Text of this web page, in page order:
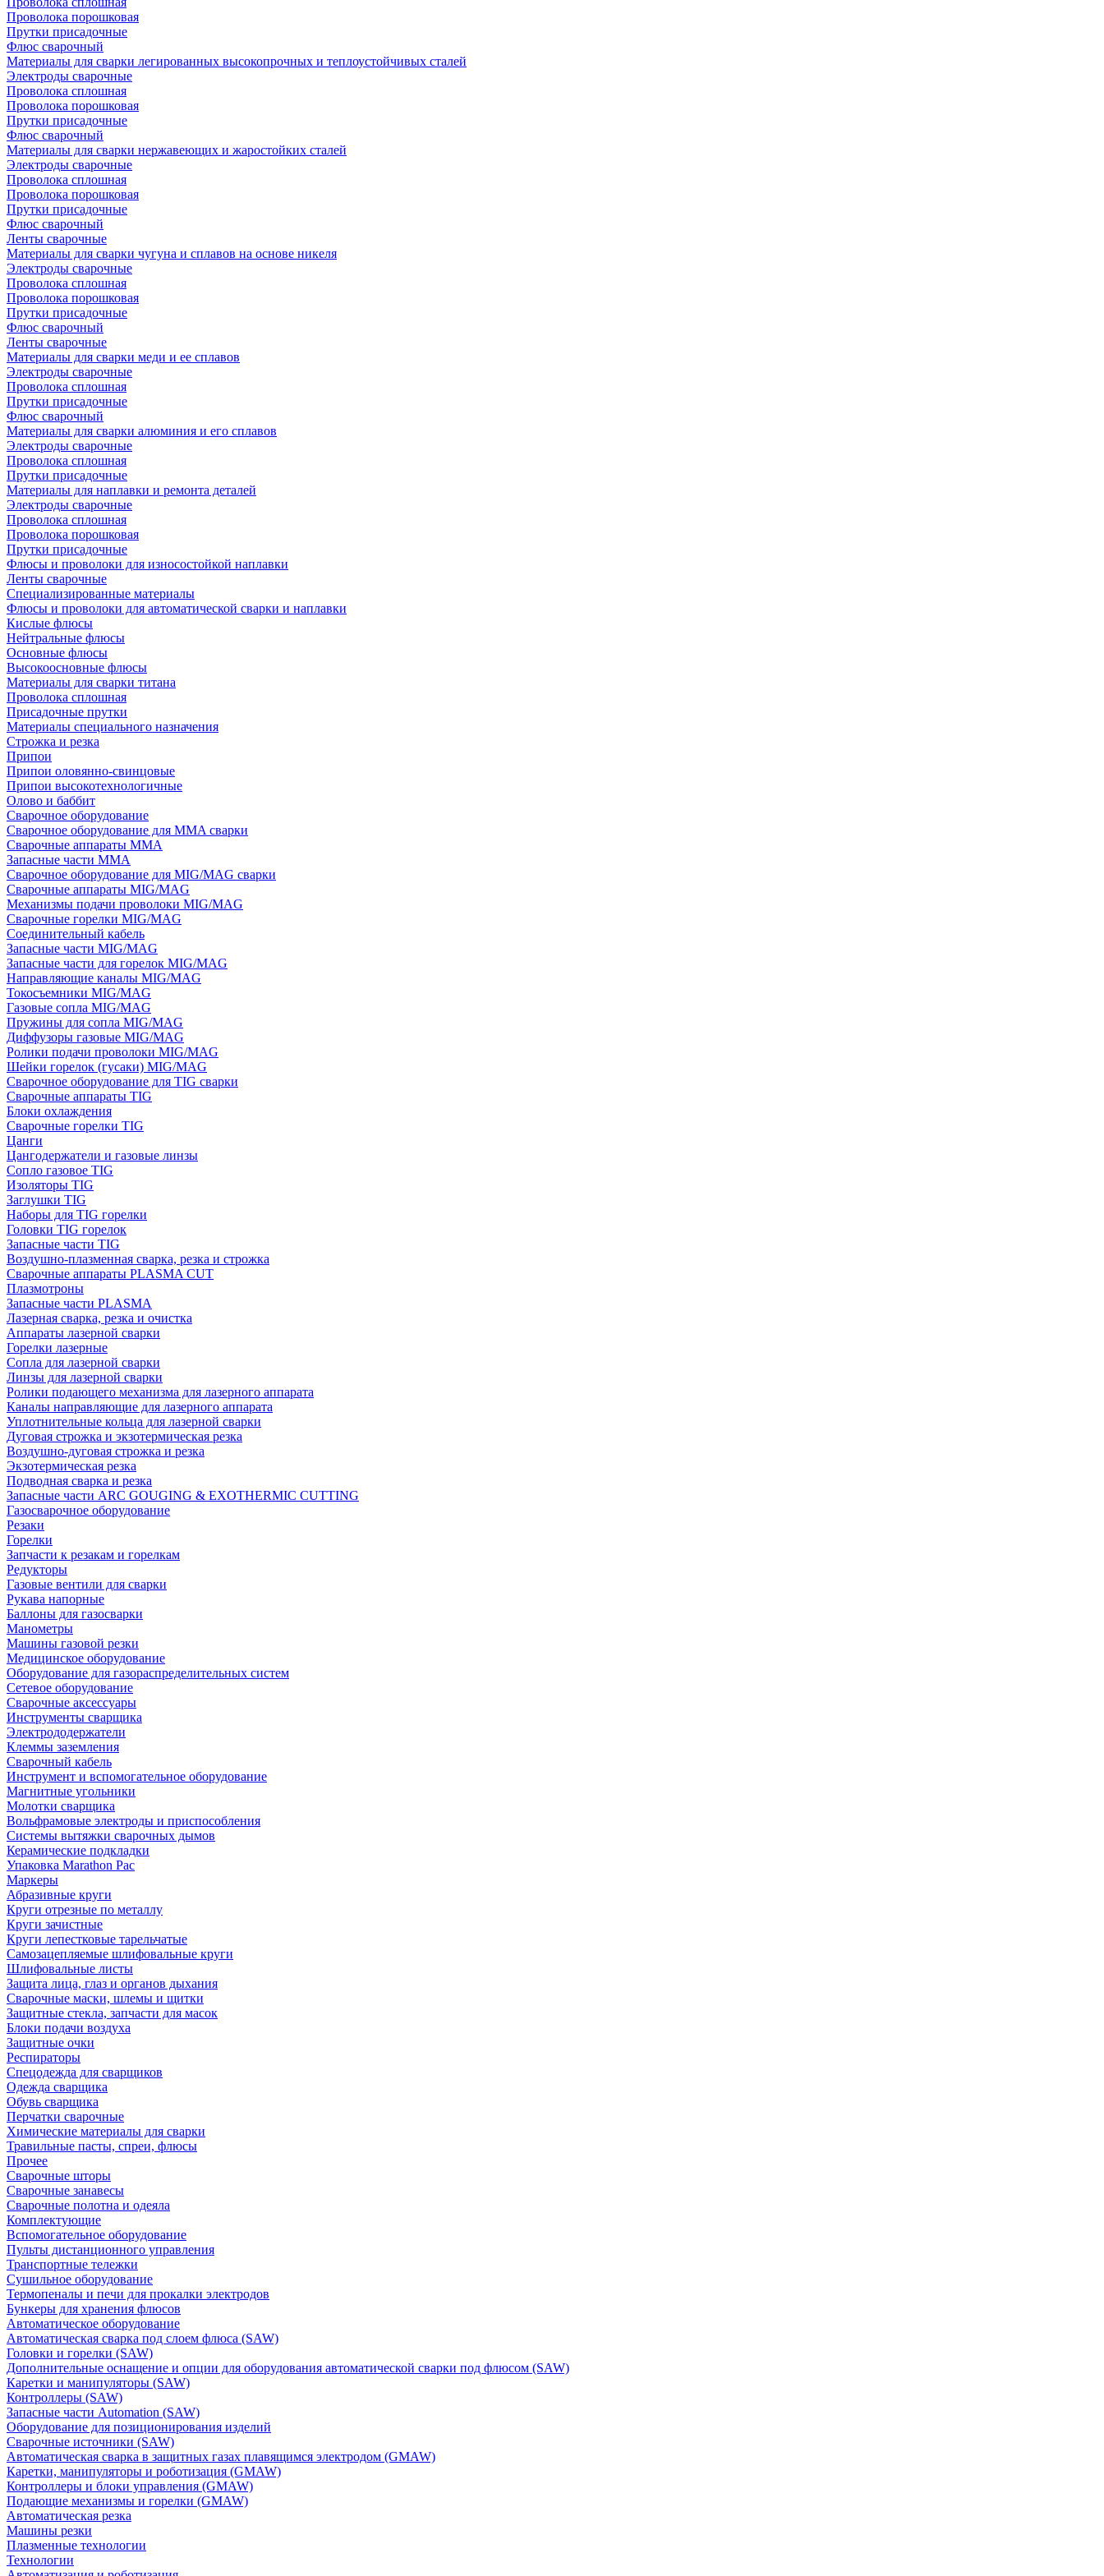
Проволока порошковая
Прутки присадочные
Флюс сварочный
Материалы для сварки легированных высокопрочных и теплоустойчивых сталей
Электроды сварочные
Проволока сплошная
Проволока порошковая
Прутки присадочные
Флюс сварочный
Материалы для сварки нержавеющих и жаростойких сталей
Электроды сварочные
Проволока сплошная
Проволока порошковая
Прутки присадочные
Флюс сварочный
Ленты сварочные
Материалы для сварки чугуна и сплавов на основе никеля
Электроды сварочные
Проволока сплошная
Проволока порошковая
Прутки присадочные
Флюс сварочный
Ленты сварочные
Материалы для сварки меди и ее сплавов
Электроды сварочные
Проволока сплошная
Прутки присадочные
Флюс сварочный
Материалы для сварки алюминия и его сплавов
Электроды сварочные
Проволока сплошная
Прутки присадочные
Материалы для наплавки и ремонта деталей
Электроды сварочные
Проволока сплошная
Проволока порошковая
Прутки присадочные
Флюсы и проволоки для износостойкой наплавки
Ленты сварочные
Специализированные материалы
Флюсы и проволоки для автоматической сварки и наплавки
Кислые флюсы
Нейтральные флюсы
Основные флюсы
Высокоосновные флюсы
Материалы для сварки титана
Проволока сплошная
Присадочные прутки
Материалы специального назначения
Строжка и резка
Припои
Припои оловянно-свинцовые
Припои высокотехнологичные
Олово и баббит
Сварочное оборудование
Сварочное оборудование для MMA сварки
Сварочные аппараты MMA
Запасные части MMA
Сварочное оборудование для MIG/MAG сварки
Сварочные аппараты MIG/MAG
Механизмы подачи проволоки MIG/MAG
Сварочные горелки MIG/MAG
Соединительный кабель
Запасные части MIG/MAG
Запасные части для горелок MIG/MAG
Направляющие каналы MIG/MAG
Токосъемники MIG/MAG
Газовые сопла MIG/MAG
Пружины для сопла MIG/MAG
Диффузоры газовые MIG/MAG
Ролики подачи проволоки MIG/MAG
Шейки горелок (гусаки) MIG/MAG
Сварочное оборудование для TIG сварки
Сварочные аппараты TIG
Блоки охлаждения
Сварочные горелки TIG
Цанги
Цангодержатели и газовые линзы
Сопло газовое TIG
Изоляторы TIG
Заглушки TIG
Наборы для TIG горелки
Головки TIG горелок
Запасные части TIG
Воздушно-плазменная сварка, резка и строжка
Сварочные аппараты PLASMA CUT
Плазмотроны
Запасные части PLASMA
Лазерная сварка, резка и очистка
Аппараты лазерной сварки
Горелки лазерные
Сопла для лазерной сварки
Линзы для лазерной сварки
Ролики подающего механизма для лазерного аппарата
Каналы направляющие для лазерного аппарата
Уплотнительные кольца для лазерной сварки
Дуговая строжка и экзотермическая резка
Воздушно-дуговая строжка и резка
Экзотермическая резка
Подводная сварка и резка
Запасные части ARC GOUGING & EXOTHERMIC CUTTING
Газосварочное оборудование
Резаки
Горелки
Запчасти к резакам и горелкам
Редукторы
Газовые вентили для сварки
Рукава напорные
Баллоны для газосварки
Манометры
Машины газовой резки
Медицинское оборудование
Оборудование для газораспределительных систем
Сетевое оборудование
Сварочные аксессуары
Инструменты сварщика
Электрододержатели
Клеммы заземления
Сварочный кабель
Инструмент и вспомогательное оборудование
Магнитные угольники
Молотки сварщика
Вольфрамовые электроды и приспособления
Системы вытяжки сварочных дымов
Керамические подкладки
Упаковка Marathon Pac
Маркеры
Абразивные круги
Круги отрезные по металлу
Круги зачистные
Круги лепестковые тарельчатые
Самозацепляемые шлифовальные круги
Шлифовальные листы
Защита лица, глаз и органов дыхания
Сварочные маски, шлемы и щитки
Защитные стекла, запчасти для масок
Блоки подачи воздуха
Защитные очки
Респираторы
Спецодежда для сварщиков
Одежда сварщика
Обувь сварщика
Перчатки сварочные
Химические материалы для сварки
Травильные пасты, спреи, флюсы
Прочее
Сварочные шторы
Сварочные занавесы
Сварочные полотна и одеяла
Комплектующие
Вспомогательное оборудование
Пульты дистанционного управления
Транспортные тележки
Сушильное оборудование
Термопеналы и печи для прокалки электродов
Бункеры для хранения флюсов
Автоматическое оборудование
Автоматическая сварка под слоем флюса (SAW)
Головки и горелки (SAW)
Дополнительные оснащение и опции для оборудования автоматической сварки под флюсом (SAW)
Каретки и манипуляторы (SAW)
Контроллеры (SAW)
Запасные части Automation (SAW)
Оборудование для позиционирования изделий
Сварочные источники (SAW)
Автоматическая сварка в защитных газах плавящимся электродом (GMAW)
Каретки, манипуляторы и роботизация (GMAW)
Контроллеры и блоки управления (GMAW)
Подающие механизмы и горелки (GMAW)
Автоматическая резка
Машины резки
Плазменные технологии
Технологии